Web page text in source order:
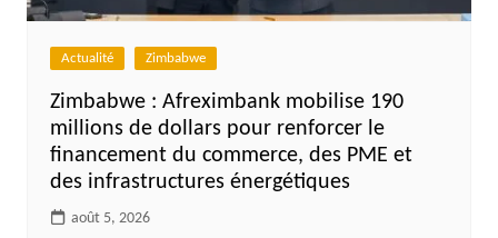
Actualité Zimbabwe
Zimbabwe : Afreximbank mobilise 190
millions de dollars pour renforcer le
financement du commerce, des PME et
des infrastructures énergétiques
août 5, 2026